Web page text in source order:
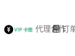
代理合作订